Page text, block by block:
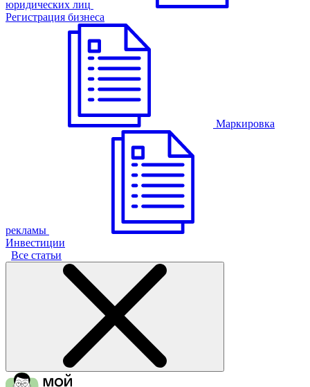
юридических лиц
Регистрация бизнеса
Маркировка
рекламы
Инвестиции
Все статьи